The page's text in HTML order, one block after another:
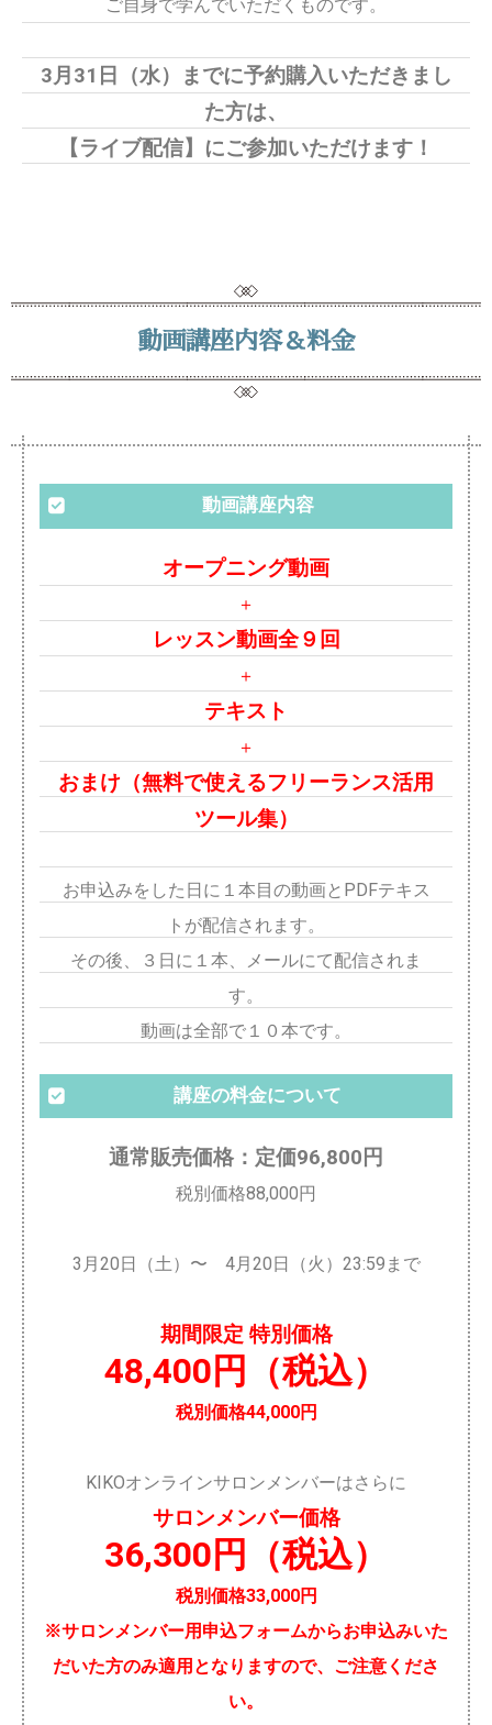
ご自身で学んでいただくものです。
3月31日（水）までに予約購入いただきまし
た方は、
【ライブ配信】にご参加いただけます！
動画講座内容＆料金
動画講座内容
オープニング動画
＋
レッスン動画全９回
＋
テキスト
＋
おまけ（無料で使えるフリーランス活用
ツール集）
お申込みをした日に１本目の動画とPDFテキス
トが配信されます。
その後、３日に１本、メールにて配信されま
す。
動画は全部で１０本です。
講座の料金について
通常販売価格：定価96,800円
税別価格88,000円
3月20日（土）〜 4月20日（火）23:59まで
期間限定 特別価格
48,400円（税込）
税別価格44,000円
KIKOオンラインサロンメンバーはさらに
サロンメンバー価格
36,300円（税込）
税別価格33,000円
※サロンメンバー用申込フォームからお申込みいた
だいた方のみ適用となりますので、ご注意くださ
い。